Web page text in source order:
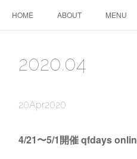
HOME ABOUT MENU
CONTACT AMEBLO
2020.04
20Apr2020